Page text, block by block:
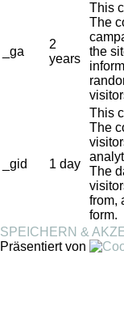
_ga
2
years
This
The
the
_gid 1 day
This
The
The
from,
form.
SPEICHERN &
Präsentiert von